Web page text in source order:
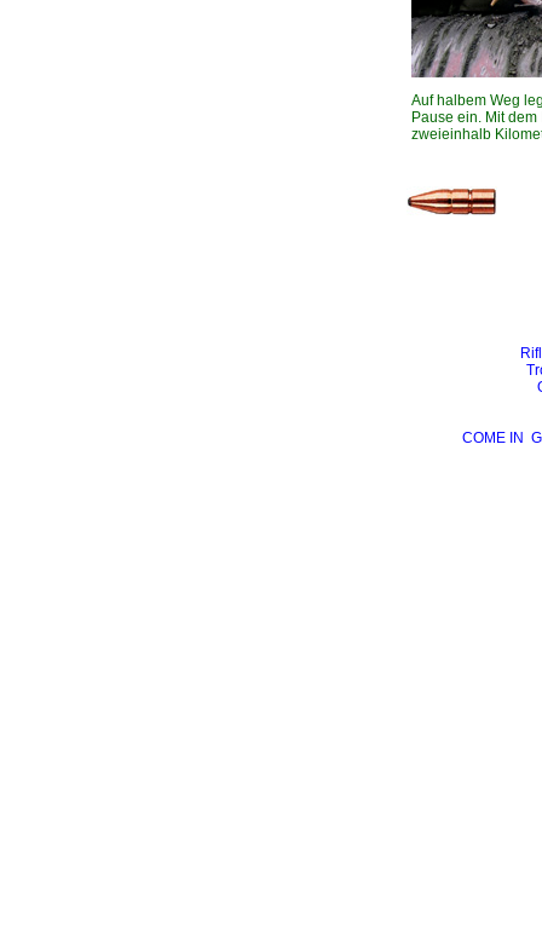
Auf halbem Weg
Pause ein. Mit
zweieinhalb
COME IN